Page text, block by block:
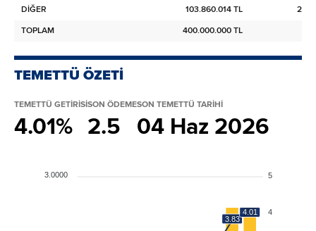
DİĞER 103.860.014 TL
TOPLAM
400.000.000 TL
TEMETTÜ ÖZETİ
TEMETTÜ GETİRİSİ
4.01%
SON ÖDEME
2.5
SON TEMETTÜ TARİHİ
04 Haz 2026
3.0000
3.83
4.01
5
4